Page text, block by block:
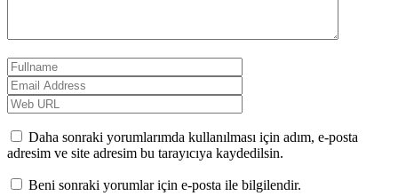
Daha sonraki yorumlarımda kullanılması için adım, e-posta
adresim ve site adresim bu tarayıcıya kaydedilsin.
Beni sonraki yorumlar için e-posta ile bilgilendir.